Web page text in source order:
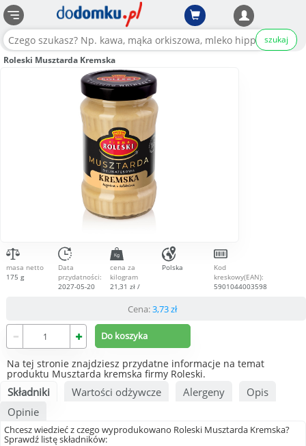
szukaj
Roleski Musztarda Kremska
masa netto
175 g
Data
przydatności:
2027-05-20
cena za
kilogram
21,31 zł /
Polska
Kod
kreskowy(EAN):
5901044003598
Cena:3,73zł
Na tej stronie znajdziesz przydatne informacje na temat
produktu Musztarda kremska firmy Roleski.
Składniki Wartości odżywcze Alergeny
Opis
Opinie
Chcesz wiedzieć z czego wyprodukowano Roleski Musztarda Kremska?
Sprawdź listę składników: